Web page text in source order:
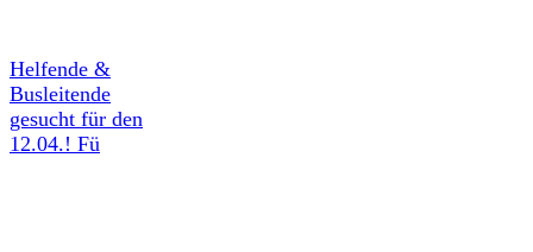
Helfende &
Busleitende
gesucht für den
12.04.! Fü